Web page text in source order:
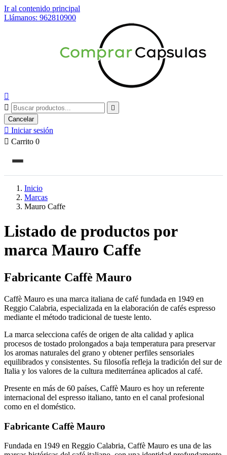
Ir al contenido principal
Llámanos: 962810900



Cancelar
 Iniciar sesión
 Carrito 0
Inicio
Marcas
Mauro Caffe
Listado de productos por
marca Mauro Caffe
Fabricante Caffè Mauro
Caffè Mauro es una marca italiana de café fundada en 1949 en
Reggio Calabria, especializada en la elaboración de cafés espresso
mediante el método tradicional de tueste lento.
La marca selecciona cafés de origen de alta calidad y aplica
procesos de tostado prolongados a baja temperatura para preservar
los aromas naturales del grano y obtener perfiles sensoriales
equilibrados y consistentes. Su filosofía refleja la tradición del sur de
Italia y los valores de la cultura mediterránea aplicados al café.
Presente en más de 60 países, Caffè Mauro es hoy un referente
internacional del espresso italiano, tanto en el canal profesional
como en el doméstico.
Fabricante Caffè Mauro
Fundada en 1949 en Reggio Calabria, Caffè Mauro es una de las